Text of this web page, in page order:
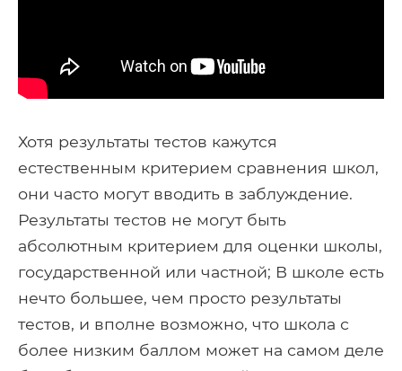
Хотя результаты тестов кажутся
естественным критерием сравнения школ,
они часто могут вводить в заблуждение.
Результаты тестов не могут быть
абсолютным критерием для оценки школы,
государственной или частной; В школе есть
нечто большее, чем просто результаты
тестов, и вполне возможно, что школа с
более низким баллом может на самом деле